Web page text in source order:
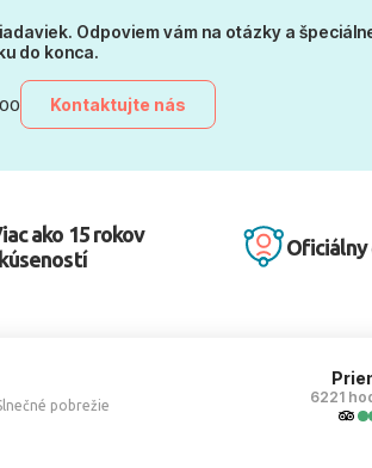
Odpoviem vám na otázky a
do konca.
Kontaktujte nás
ako 15 rokov
Oficiálny
pobrežie 6221